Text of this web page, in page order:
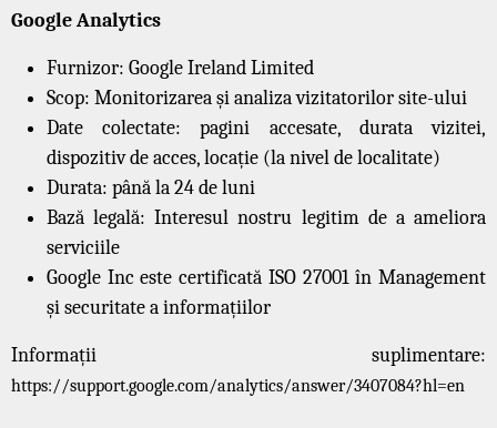
Google Analytics
Furnizor: Google Ireland Limited
Scop: Monitorizarea și analiza vizitatorilor site-ului
Date colectate: pagini accesate, durata vizitei,
dispozitiv de acces, locație (la nivel de localitate)
Durata: până la 24 de luni
Bază legală: Interesul nostru legitim de a ameliora
serviciile
Google Inc este certificată ISO 27001 în Management
și securitate a informațiilor
Informații suplimentare:
https://support.google.com/analytics/answer/3407084?hl=en